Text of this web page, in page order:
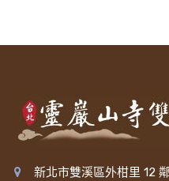
新北市雙溪區外柑里 12